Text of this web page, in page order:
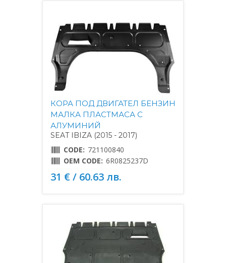
КОРА ПОД ДВИГАТЕЛ БЕНЗИН
МАЛКА ПЛАСТМАСА С
АЛУМИНИЙ
SEAT IBIZA (2015 - 2017)
CODE: 721100840
OEM CODE: 6R0825237D
31 € / 60.63 лв.